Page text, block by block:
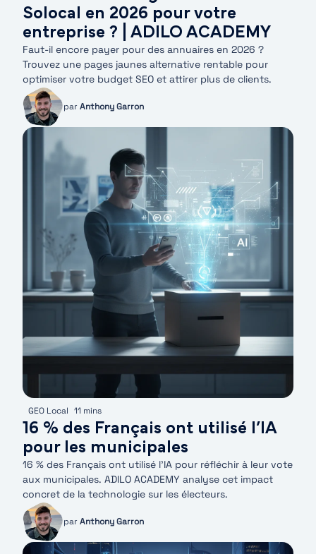
Solocal en 2026 pour votre
entreprise ? | ADILO ACADEMY
Faut-il encore payer pour des annuaires en 2026 ?
Trouvez une pages jaunes alternative rentable pour
optimiser votre budget SEO et attirer plus de clients.
par Anthony Garron
GEO Local 11 mins
16 % des Français ont utilisé l’IA
pour les municipales
16 % des Français ont utilisé l’IA pour réfléchir à leur vote
aux municipales. ADILO ACADEMY analyse cet impact
concret de la technologie sur les électeurs.
par Anthony Garron